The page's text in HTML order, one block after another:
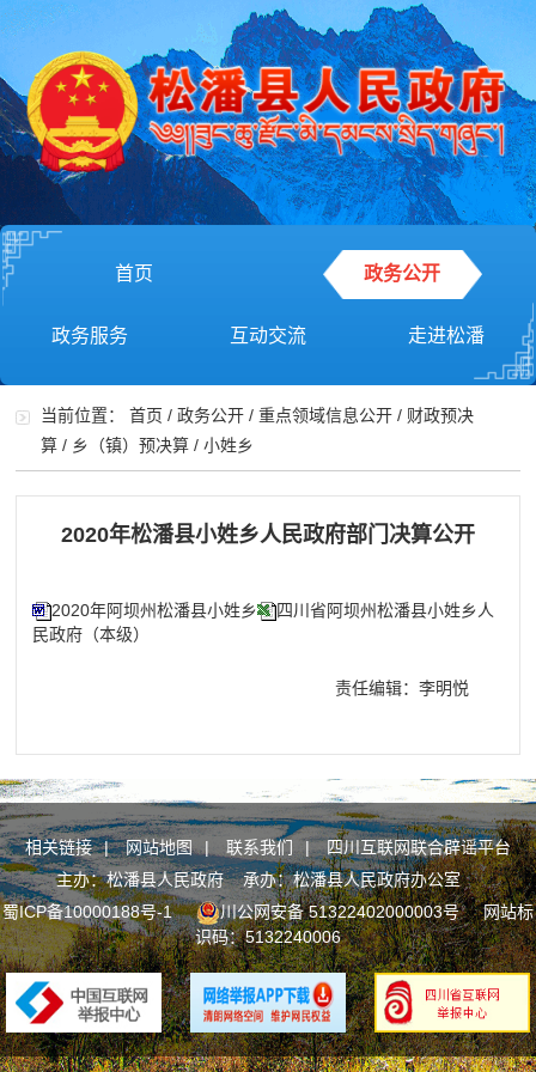
首页 政务公开
政务服务 互动交流 走进松潘
当前位置：首页 /政务公开 /重点领域信息公开 / 财政预决
算 / 乡（镇）预决算 /小姓乡
2020年松潘县小姓乡人民政府部门决算公开
2020年阿坝州松潘县小姓乡
四川省阿坝州松潘县小姓乡人
民政府（本级）
责任编辑：李明悦
相关链接 | 网站地图 | 联系我们 |
四川互联网联合辟谣平台
主办：松潘县人民政府 承办：松潘县人民政府办公室
蜀ICP备10000188号-1
川公网安备 51322402000003号网站标
识码：5132240006